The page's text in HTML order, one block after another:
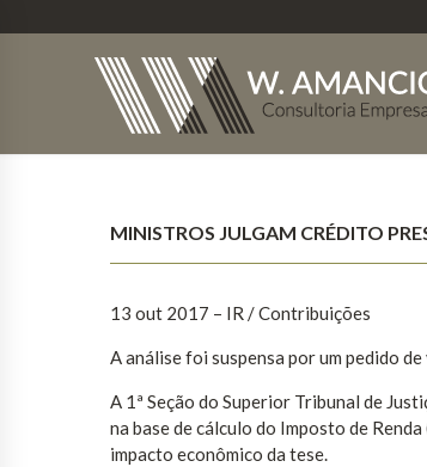
MINISTROS JULGAM CRÉDITO
13 out 2017 – IR / Contribuições
A análise foi suspensa por um pedido
A 1ª Seção do Superior Tribunal de
na base de cálculo do Imposto de
impacto econômico da tese.